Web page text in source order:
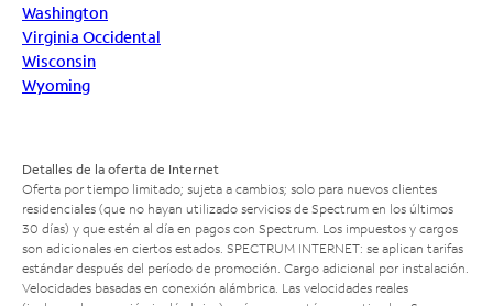
Washington
Virginia Occidental
Wisconsin
Wyoming
Detalles de la oferta de Internet
Oferta por tiempo limitado; sujeta a cambios; solo para nuevos clientes
residenciales (que no hayan utilizado servicios de Spectrum en los últimos
30 días) y que estén al día en pagos con Spectrum. Los impuestos y cargos
son adicionales en ciertos estados. SPECTRUM INTERNET: se aplican tarifas
estándar después del período de promoción. Cargo adicional por instalación.
Velocidades basadas en conexión alámbrica. Las velocidades reales